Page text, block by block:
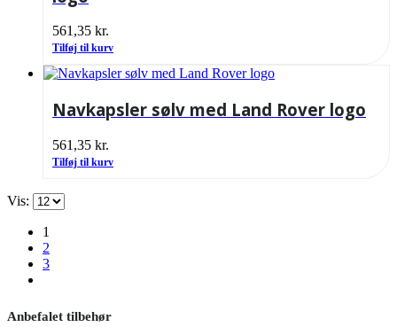
561,35 kr.
Tilføj til kurv
Navkapsler sølv med Land Rover logo
561,35 kr.
Tilføj til kurv
Vis:
1
2
3
Anbefalet tilbehør